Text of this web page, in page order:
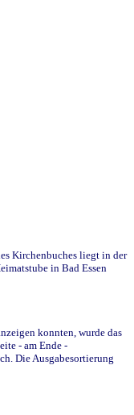
Kirchenbuches liegt in der
in Bad Essen
konnten, wurde das
- am Ende -
Die Ausgabesortierung